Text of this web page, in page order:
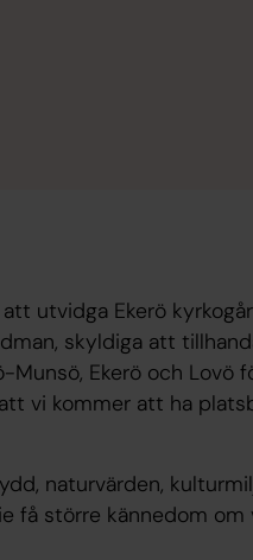
utvidga Ekerö
skyldiga att
Ekerö och Lovö
vi kommer att ha
naturvärden,
få större kännedom om